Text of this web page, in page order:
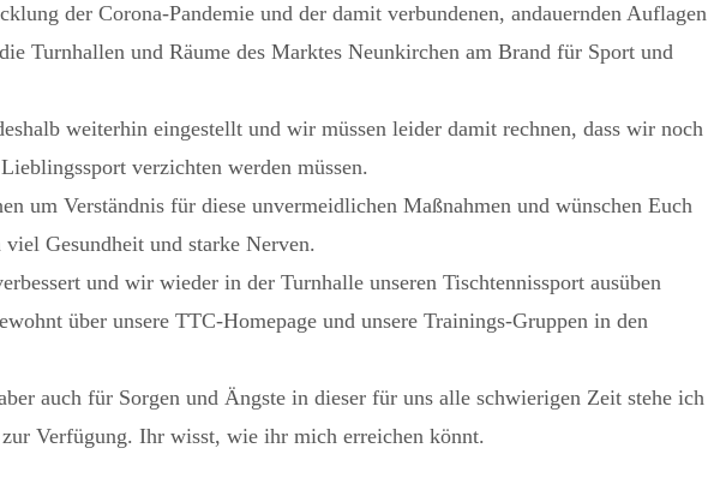
der Corona-Pandemie und der damit verbundenen, andauernden Auflagen
Turnhallen und Räume des Marktes Neunkirchen am Brand für Sport und
weiterhin eingestellt und wir müssen leider damit rechnen, dass wir noch
verzichten werden müssen.
um Verständnis für diese unvermeidlichen Maßnahmen und wünschen Euch
Gesundheit und starke Nerven.
und wir wieder in der Turnhalle unseren Tischtennissport ausüben
über unsere TTC-Homepage und unsere Trainings-Gruppen in den
auch für Sorgen und Ängste in dieser für uns alle schwierigen Zeit stehe ich
Verfügung. Ihr wisst, wie ihr mich erreichen könnt.